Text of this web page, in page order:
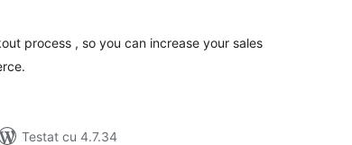
process , so you can increase your sales
Testat cu 4.7.34